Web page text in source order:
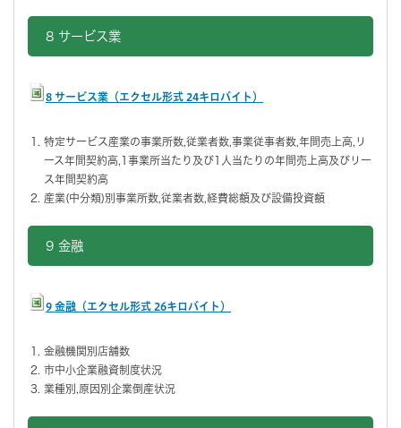
8 サービス業
8 サービス業（エクセル形式 24キロバイト）
特定サービス産業の事業所数,従業者数,事業従事者数,年間売上高,リ
ース年間契約高,1事業所当たり及び1人当たりの年間売上高及びリー
ス年間契約高
産業(中分類)別事業所数,従業者数,経費総額及び設備投資額
9 金融
9 金融（エクセル形式 26キロバイト）
金融機関別店舗数
市中小企業融資制度状況
業種別,原因別企業倒産状況